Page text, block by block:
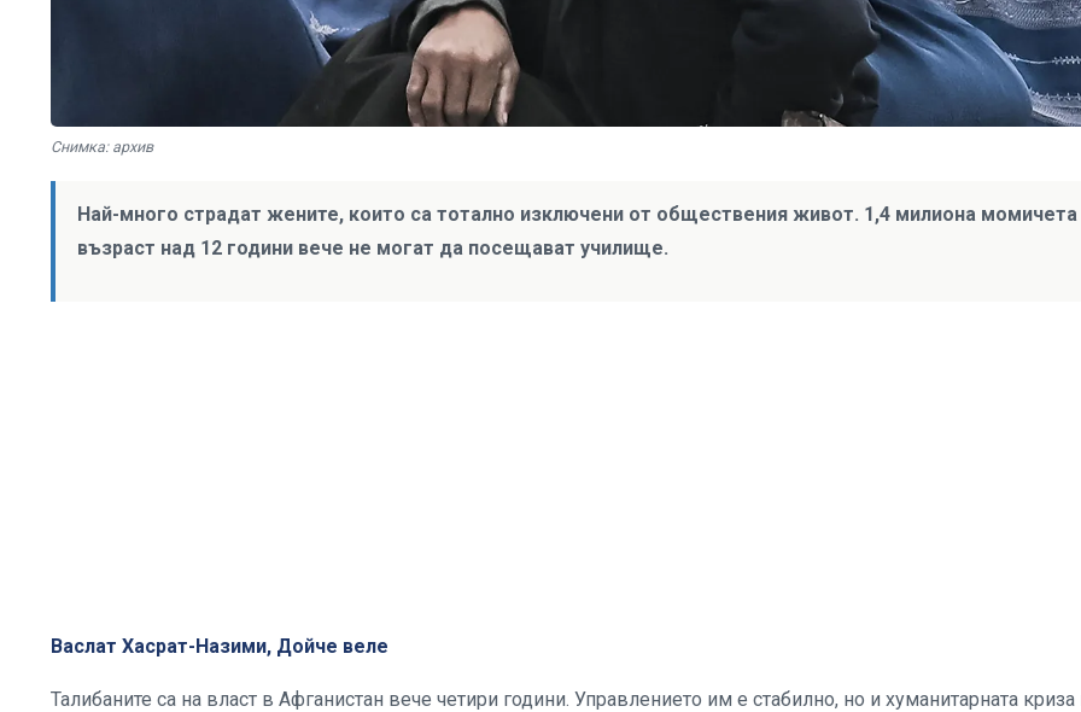
Снимка: архив
Най-много страдат жените, които са тотално изключени от обществения живот. 1,4 милиона момичета
възраст над 12 години вече не могат да посещават училище.
Васлат Хасрат-Назими, Дойче веле
Талибаните са на власт в Афганистан вече четири години. Управлението им е стабилно, но и хуманитарната криза